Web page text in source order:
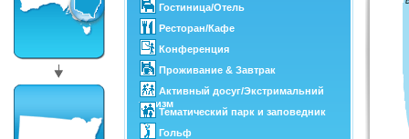
Гостиница/Отель
Ресторан/Кафе
Конференция
Проживание & Завтрак
Активный досуг/Экстримальний
туризм
Тематический парк и заповедник
Гольф